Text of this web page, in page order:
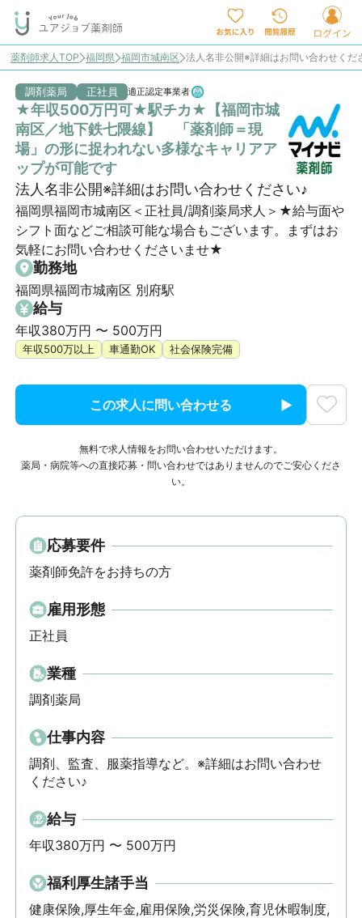
薬剤師求人TOP 福岡県 福岡市城南区 法人名非公開※詳細はお問い合わせくだ
調剤薬局 正社員 適正認定事業者
★年収500万円可★駅チカ★【福岡市城
南区／地下鉄七隈線】 「薬剤師＝現
場」の形に捉われない多様なキャリアア
ップが可能です
法人名非公開※詳細はお問い合わせください♪
福岡県福岡市城南区＜正社員/調剤薬局求人＞★給与面や
シフト面などご相談可能な場合もございます。まずはお
気軽にお問い合わせくださいませ★
勤務地
福岡県福岡市城南区 別府駅
給与
年収380万円 〜 500万円
年収500万以上 車通勤OK 社会保険完備
この求人に問い合わせる
無料で求人情報をお問い合わせいただけます。
薬局・病院等への直接応募・問い合わせではありませんのでご安心くださ
い。
応募要件
薬剤師免許をお持ちの方
雇用形態
正社員
業種
調剤薬局
仕事内容
調剤、監査、服薬指導など。※詳細はお問い合わせ
ください♪
給与
年収380万円 〜 500万円
福利厚生諸手当
健康保険,厚生年金,雇用保険,労災保険,育児休暇制度,